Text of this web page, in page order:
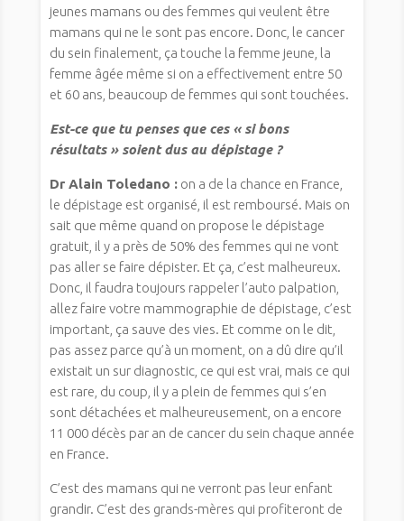
jeunes mamans ou des femmes qui veulent être
mamans qui ne le sont pas encore. Donc, le cancer
du sein finalement, ça touche la femme jeune, la
femme âgée même si on a effectivement entre 50
et 60 ans, beaucoup de femmes qui sont touchées.
Est-ce que tu penses que ces « si bons
résultats » soient dus au dépistage ?
Dr Alain Toledano :on a de la chance en France,
le dépistage est organisé, il est remboursé. Mais on
sait que même quand on propose le dépistage
gratuit, il y a près de 50% des femmes qui ne vont
pas aller se faire dépister. Et ça, c’est malheureux.
Donc, il faudra toujours rappeler l’auto palpation,
allez faire votre mammographie de dépistage, c’est
important, ça sauve des vies. Et comme on le dit,
pas assez parce qu’à un moment, on a dû dire qu’il
existait un sur diagnostic, ce qui est vrai, mais ce qui
est rare, du coup, il y a plein de femmes qui s’en
sont détachées et malheureusement, on a encore
11 000 décès par an de cancer du sein chaque année
en France.
C’est des mamans qui ne verront pas leur enfant
grandir. C’est des grands-mères qui profiteront de